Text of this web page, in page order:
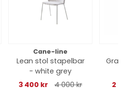
Cane-line
Lean stol stapelbar
- white grey
3 400 kr
4 000 kr 2